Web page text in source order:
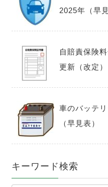
2025年（早
自賠責保険
更新（改定）
車のバッテ
（早見表）
キーワード検索